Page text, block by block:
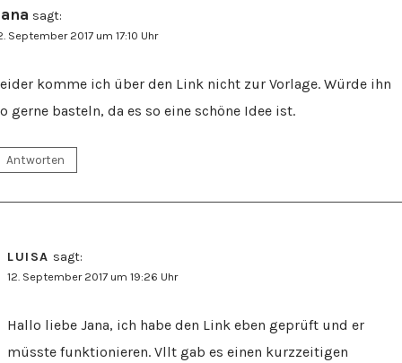
sagt:
September 2017 um 17:10 Uhr
komme ich über den Link nicht zur Vorlage. Würde ihn
gerne basteln, da es so eine schöne Idee ist.
Antworten
LUISA sagt:
12. September 2017 um 19:26 Uhr
Hallo liebe Jana, ich habe den Link eben geprüft und er
müsste funktionieren. Vllt gab es einen kurzzeitigen